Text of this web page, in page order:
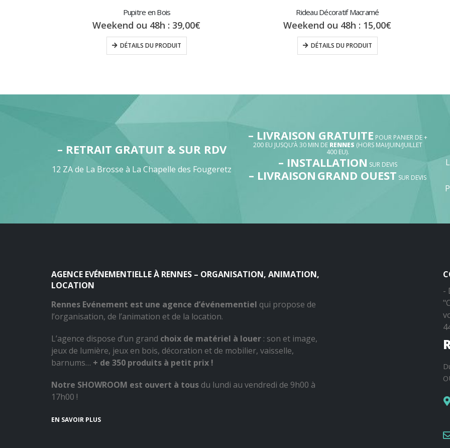
Pupitre en Bois
Weekend ou 48h : 39,00€
DÉTAILS DU PRODUIT
Rideau Décoratif Macramé
Weekend ou 48h : 15,00€
DÉTAILS DU PRODUIT
– RETRAIT GRATUIT & SUR RDV
12 ZA de La Brosse à La Chapelle des Fougeretz
– LIVRAISON GRATUITE POUR PANIER DE +
200 EU JUSQU’À 30 MIN DE RENNES (HORS MAI/JUIN/JUILLET
400 EU).
– INSTALLATION SUR DEVIS
– LIVRAISON GRAND OUEST SUR DEVIS
AGENCE EVÉNEMENTIELLE À RENNES – ORGANISATION, ANIMATION,
LOCATION
Rennes Evénement est une agence d’événementiel qui propose de
l’organisation, de l’animation et de la location.
L’agence dispose d’un grand choix de matériel à louer : son et image,
jeux de lumière, jeux en bois, décoration et de mobilier, vaisselle,
barnums… + de 350 produits à petit prix !
Notre SHOWROOM est ouvert à tous du lundi au vendredi de 9h00 à
17h00 !
EN SAVOIR PLUS
-